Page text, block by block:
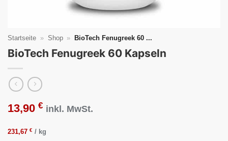
Startseite » Shop » BioTech Fenugreek 60 ...
BioTech Fenugreek 60 Kapseln
13,90 € inkl. MwSt.
231,67 € / kg